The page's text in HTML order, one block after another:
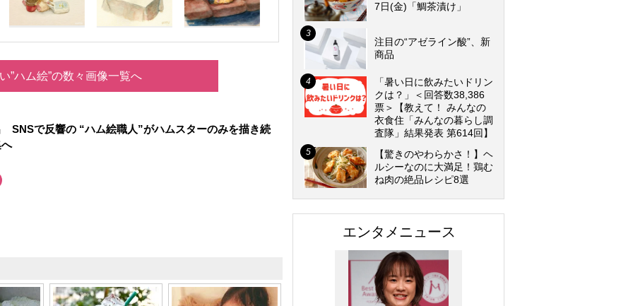
”ハム絵”の数々画像一覧へ
SNSで反響の “ハム絵職人”がハムスターのみを描き続
7日(金)「鯛茶漬け」
注目の“アゼライン酸”、新
商品
「暑い日に飲みたいドリン
クは？」＜回答数38,386
票＞【教えて！ みんなの
衣食住「みんなの暮らし調
査隊」結果発表 第614回】
【驚きのやわらかさ！】ヘ
ルシーなのに大満足！鶏む
ね肉の絶品レシピ8選
エンタメニュース